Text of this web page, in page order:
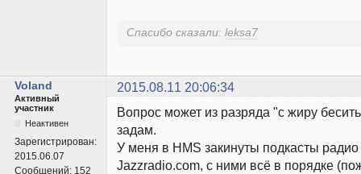
Спасибо сказали: leksa7
Voland 2015.08.11 20:06:34
Активный
участник
Неактивен
Зарегистрирован:
2015.06.07
Сообщений: 152
Вопрос может из разряда "с жиру
задам.
У меня в HMS закинуты подкасты
Jazzradio.com, с ними всё в порядке